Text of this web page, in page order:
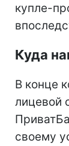
купле-
Куда
В конце
лицевой
своему